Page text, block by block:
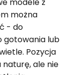
można
- do
gotowania lub
Pozycja
ale nie